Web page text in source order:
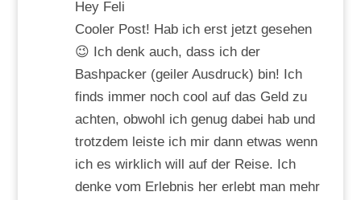
Hey Feli
Cooler Post! Hab ich erst jetzt gesehen
😉 Ich denk auch, dass ich der
Bashpacker (geiler Ausdruck) bin! Ich
finds immer noch cool auf das Geld zu
achten, obwohl ich genug dabei hab und
trotzdem leiste ich mir dann etwas wenn
ich es wirklich will auf der Reise. Ich
denke vom Erlebnis her erlebt man mehr